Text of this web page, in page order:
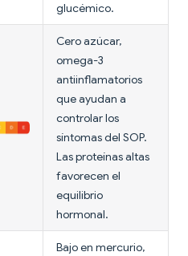
glucémico.
Cero azúcar,
omega-3
antiinflamatorios
que ayudan a
controlar los
síntomas del SOP.
Las proteínas altas
favorecen el
equilibrio
hormonal.
Bajo en mercurio,